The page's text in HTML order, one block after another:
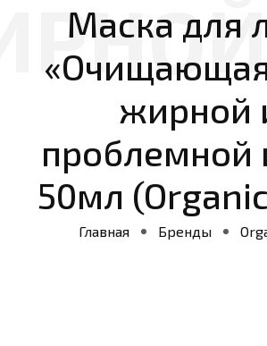
Маска для
жирной
проблемной
50мл
Главная Бренды